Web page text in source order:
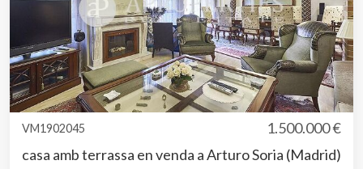
VM1902045
1.500.000 €
casa amb terrassa en venda a Arturo Soria (Madrid)